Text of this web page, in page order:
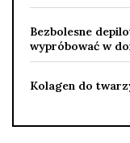
Bezbolesne
wypróbować w
Kolagen do